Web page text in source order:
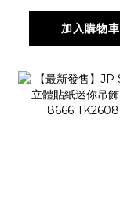
加入購物車